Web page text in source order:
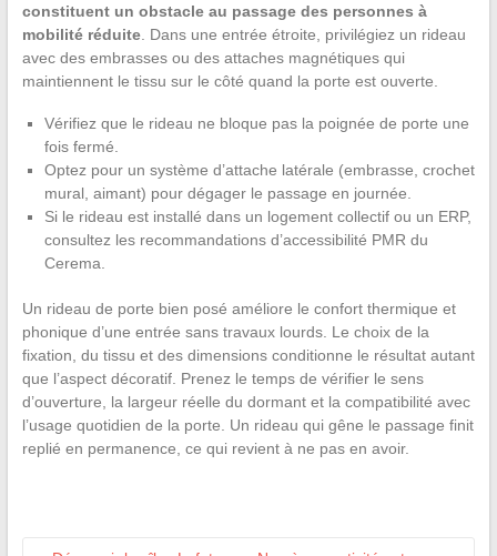
constituent un obstacle au passage des personnes à
mobilité réduite. Dans une entrée étroite, privilégiez un rideau
avec des embrasses ou des attaches magnétiques qui
maintiennent le tissu sur le côté quand la porte est ouverte.
Vérifiez que le rideau ne bloque pas la poignée de porte une
fois fermé.
Optez pour un système d’attache latérale (embrasse, crochet
mural, aimant) pour dégager le passage en journée.
Si le rideau est installé dans un logement collectif ou un ERP,
consultez les recommandations d’accessibilité PMR du
Cerema.
Un rideau de porte bien posé améliore le confort thermique et
phonique d’une entrée sans travaux lourds. Le choix de la
fixation, du tissu et des dimensions conditionne le résultat autant
que l’aspect décoratif. Prenez le temps de vérifier le sens
d’ouverture, la largeur réelle du dormant et la compatibilité avec
l’usage quotidien de la porte. Un rideau qui gêne le passage finit
replié en permanence, ce qui revient à ne pas en avoir.